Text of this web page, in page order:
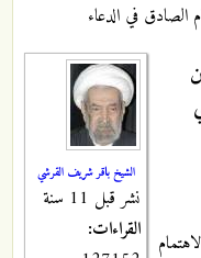
الصادق في الدعاء
الشيخ باقر شريف القرشي
نشر قبل 11 سنة
القراءات: